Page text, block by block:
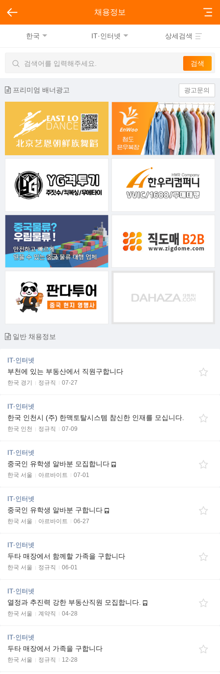
채용정보
한국 IT·인터넷 상세검색
프리미엄 배너광고 광고문의
일반 채용정보
IT·인터넷
부천에 있는 부동산에서 직원구합니다
한국 경기 정규직 07-27
IT·인터넷
한국 인천시 (주) 한맥토탈시스템 참신한 인재를 모십니다.
한국 인천 정규직 07-09
IT·인터넷
중국인 유학생 알바분 모집합니다
한국 서울 아르바이트 07-01
IT·인터넷
중국인 유학생 알바분 구합니다
한국 서울 아르바이트 06-27
IT·인터넷
두타 매장에서 함께할 가족을 구합니다
한국 서울 정규직 06-01
IT·인터넷
열정과 추진력 강한 부동산직원 모집합니다.
한국 서울 계약직 04-28
IT·인터넷
두타 매장에서 가족을 구합니다
한국 서울 정규직 12-28